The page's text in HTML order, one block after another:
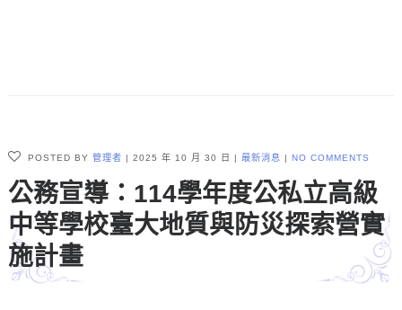
POSTED BY 管理者 2025 年 10 月 30 日 最新消息 NO COMMENTS
公務宣導：114學年度公私立高級
中等學校臺大地質與防災探索營實
施計畫